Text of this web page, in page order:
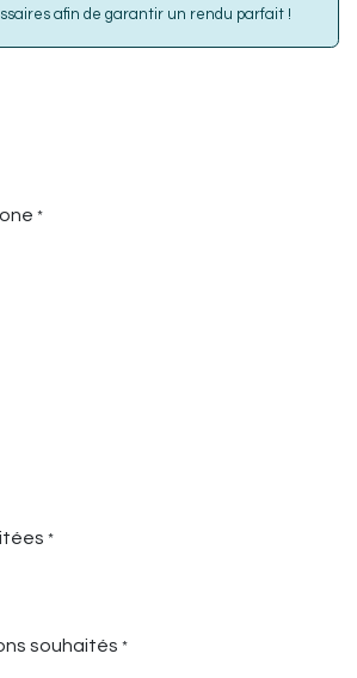
afin de garantir un rendu parfait !
*
*
souhaités *